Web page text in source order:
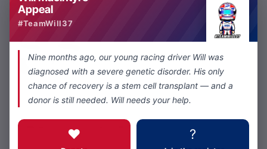
Kenwood
IP Mission Control System MC2000
Demander le prix
Appeal
#TeamWill37
Nine months ago, our young racing driver Will was
diagnosed with a severe genetic disorder. His only
chance of recovery is a stem cell transplant — and a
donor is still needed. Will needs your help.
❤️ ?